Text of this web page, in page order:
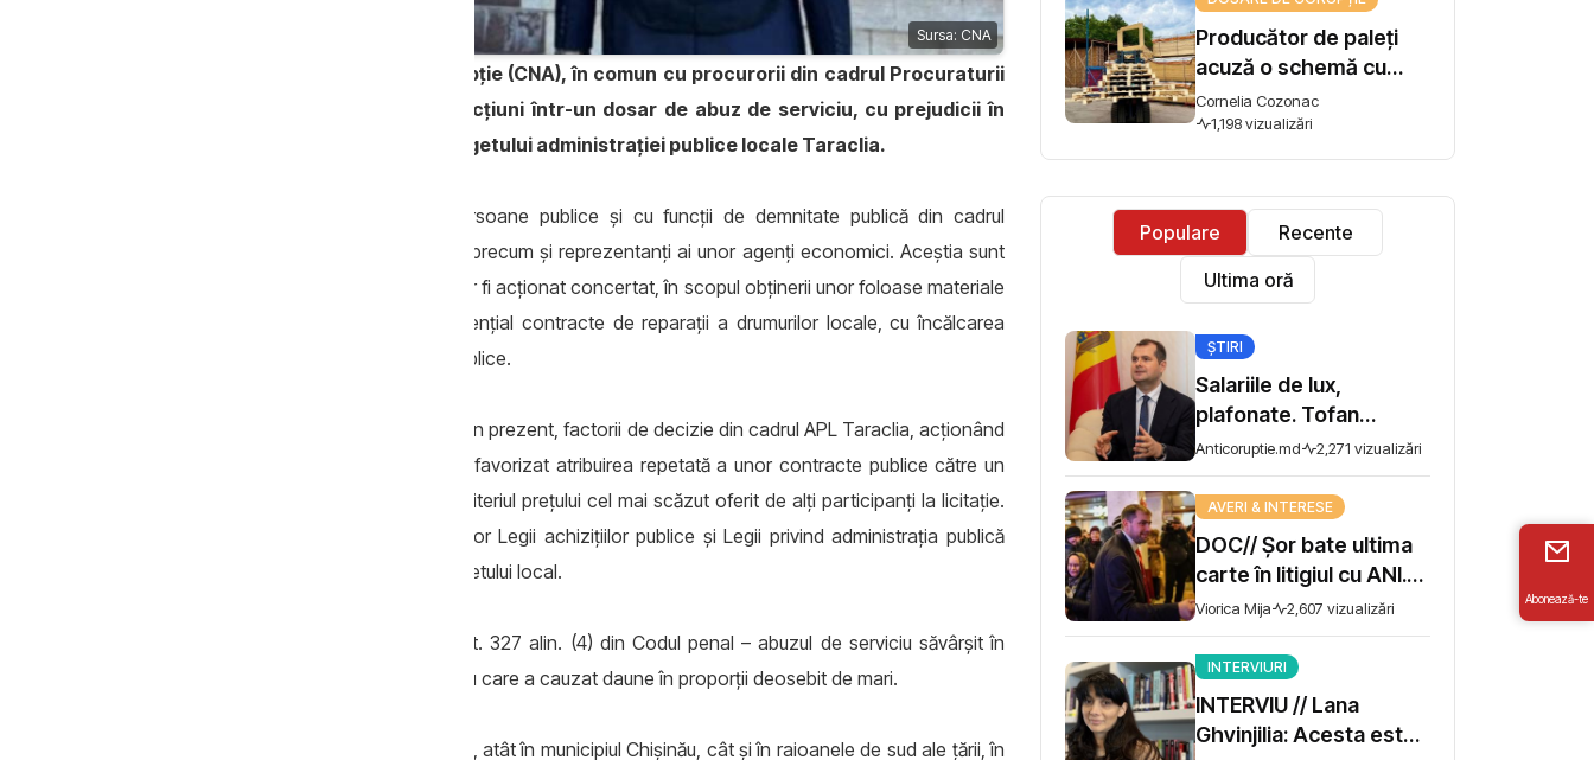
Sursa: CNA
Ofițerii Centrului Național Anticorupție (CNA), în comun cu procurorii din cadrul Procuraturii
municipiului Chișinău, desfășoară acțiuni într-un dosar de abuz de serviciu, cu prejudicii în
proporții deosebit de mari aduse bugetului administrației publice locale Taraclia.
Oamenii legii spun că sunt vizate persoane publice și cu funcții de demnitate publică din cadrul
autorităților publice locale din Taraclia, precum și reprezentanți ai unor agenți economici. Aceștia sunt
bănuiți că, în perioada 2021 – prezent, ar fi acționat concertat, în scopul obținerii unor foloase materiale
necuvenite, adjudecând în mod preferențial contracte de reparații a drumurilor locale, cu încălcarea
legislației în vigoare privind achizițiile publice.
Conform probatoriului administrat până în prezent, factorii de decizie din cadrul APL Taraclia, acționând
în interesul unei persoane juridice, ar fi favorizat atribuirea repetată a unor contracte publice către un
anumit operator economic, ignorând criteriul prețului cel mai scăzut oferit de alți participanți la licitație.
Acțiunile au avut loc contrar prevederilor Legii achizițiilor publice și Legii privind administrația publică
locală, cauzând daune substanțiale bugetului local.
Cauza penală a fost inițiată în baza art. 327 alin. (4) din Codul penal – abuzul de serviciu săvârșit în
interesul unui grup criminal organizat sau care a cauzat daune în proporții deosebit de mari.
Perchezițiile au loc pe mai multe adrese, atât în municipiul Chișinău, cât și în raioanele de sud ale țării, în
Producător de paleți
acuză o schemă cu
lemn tăiat ilegal și cere
intervenția premierului:
"Concurez cu firme
primă din pădure tăiată
ilegal"
Cornelia Cozonac
1,198 vizualizări
Populare
Recente
Ultima oră
ȘTIRI
Salariile de lux,
plafonate. Tofan
propune moratoriu
pentru prime și
bonusuri
Anticoruptie.md 2,271 vizualizări
AVERI & INTERESE
DOC// Șor bate ultima
carte în litigiul cu ANI.
Miza - 10 milioane de lei
Viorica Mija 2,607 vizualizări
INTERVIURI
INTERVIU // Lana
Ghvinjilia: Acesta este
Abonează-te